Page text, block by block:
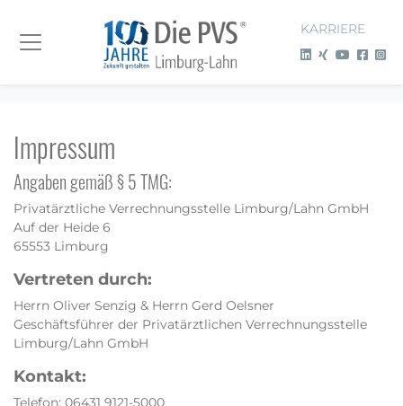
KARRIERE
Impressum
Angaben gemäß § 5 TMG:
Privatärztliche Verrechnungsstelle Limburg/Lahn GmbH
Auf der Heide 6
65553 Limburg
Vertreten durch:
Herrn Oliver Senzig & Herrn Gerd Oelsner
Geschäftsführer der Privatärztlichen Verrechnungsstelle
Limburg/Lahn GmbH
Kontakt:
Telefon: 06431 9121-5000